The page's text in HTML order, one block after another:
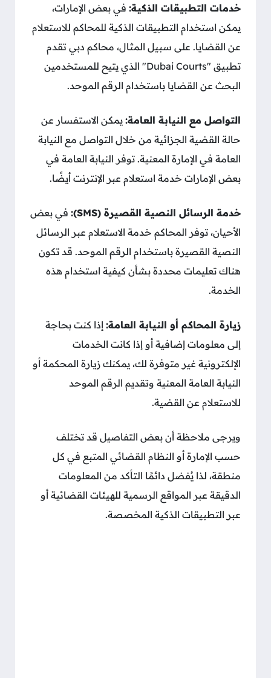
خدمات التطبيقات الذكية: في بعض الإمارات،
يمكن استخدام التطبيقات الذكية للمحاكم للاستعلام
عن القضايا. على سبيل المثال، محاكم دبي تقدم
تطبيق "Dubai Courts" الذي يتيح للمستخدمين
البحث عن القضايا باستخدام الرقم الموحد.
التواصل مع النيابة العامة: يمكن الاستفسار عن
حالة القضية الجزائية من خلال التواصل مع النيابة
العامة في الإمارة المعنية. توفر النيابة العامة في
بعض الإمارات خدمة استعلام عبر الإنترنت أيضًا.
خدمة الرسائل النصية القصيرة (SMS):
في بعض
الأحيان، توفر المحاكم خدمة الاستعلام عبر الرسائل
النصية القصيرة باستخدام الرقم الموحد. قد تكون
هناك تعليمات محددة بشأن كيفية استخدام هذه
الخدمة.
زيارة المحاكم أو النيابة العامة: إذا كنت بحاجة
إلى معلومات إضافية أو إذا كانت الخدمات
الإلكترونية غير متوفرة لك، يمكنك زيارة المحكمة أو
النيابة العامة المعنية وتقديم الرقم الموحد
للاستعلام عن القضية.
ويرجى ملاحظة أن بعض التفاصيل قد تختلف
حسب الإمارة أو النظام القضائي المتبع في كل
منطقة، لذا يُفضل دائمًا التأكد من المعلومات
الدقيقة عبر المواقع الرسمية للهيئات القضائية أو
عبر التطبيقات الذكية المخصصة.